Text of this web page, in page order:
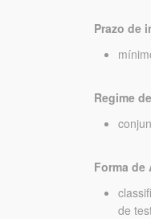
Prazo de
Regime
Forma de
de